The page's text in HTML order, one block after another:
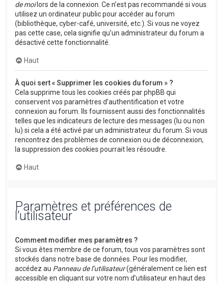
de moilors de la connexion. Ce n’est pas recommandé si vous
utilisez un ordinateur public pour accéder au forum
(bibliothèque, cyber-café, université, etc.). Si vous ne voyez
pas cette case, cela signifie qu’un administrateur du forum a
désactivé cette fonctionnalité.
Haut
À quoi sert « Supprimer les cookies du forum » ?
Cela supprime tous les cookies créés par phpBB qui
conservent vos paramètres d’authentification et votre
connexion au forum. Ils fournissent aussi des fonctionnalités
telles que les indicateurs de lecture des messages (lu ou non
lu) si cela a été activé par un administrateur du forum. Si vous
rencontrez des problèmes de connexion ou de déconnexion,
la suppression des cookies pourrait les résoudre.
Haut
Paramètres et préférences de
l’utilisateur
Comment modifier mes paramètres ?
Si vous êtes membre de ce forum, tous vos paramètres sont
stockés dans notre base de données. Pour les modifier,
accédez au Panneau de l’utilisateur(généralement ce lien est
accessible en cliquant sur votre nom d’utilisateur en haut des